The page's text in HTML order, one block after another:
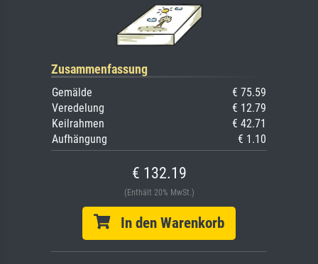
Zusammenfassung
Gemälde
€ 75.59
Veredelung
€ 12.79
Keilrahmen
€ 42.71
Aufhängung
€ 1.10
€ 132.19
(Enthält 20% MwSt.)
In den Warenkorb